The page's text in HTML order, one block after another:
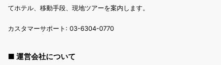
てホテル、移動手段、現地ツアーを案内します。
カスタマーサポート: 03-6304-0770
■ 運営会社について